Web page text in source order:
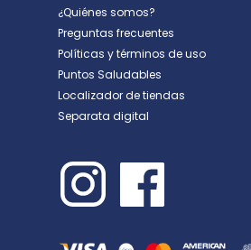
¿Quiénes somos?
Preguntas frecuentes
Políticas y términos de uso
Puntos Saludables
Localizador de tiendas
Separata digital